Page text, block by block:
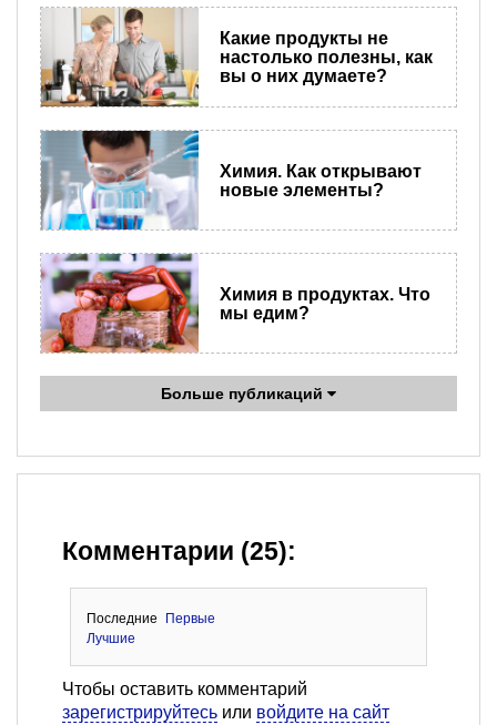
Какие продукты не
настолько полезны, как
вы о них думаете?
Химия. Как открывают
новые элементы?
Химия в продуктах. Что
мы едим?
Больше публикаций
Комментарии (25):
Последние
Первые
Лучшие
Чтобы оставить комментарий
зарегистрируйтесь или войдите на сайт